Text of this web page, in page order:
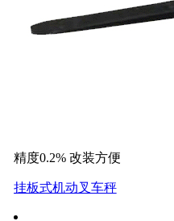
精度0.2% 改装方便
挂板式机动叉车秤